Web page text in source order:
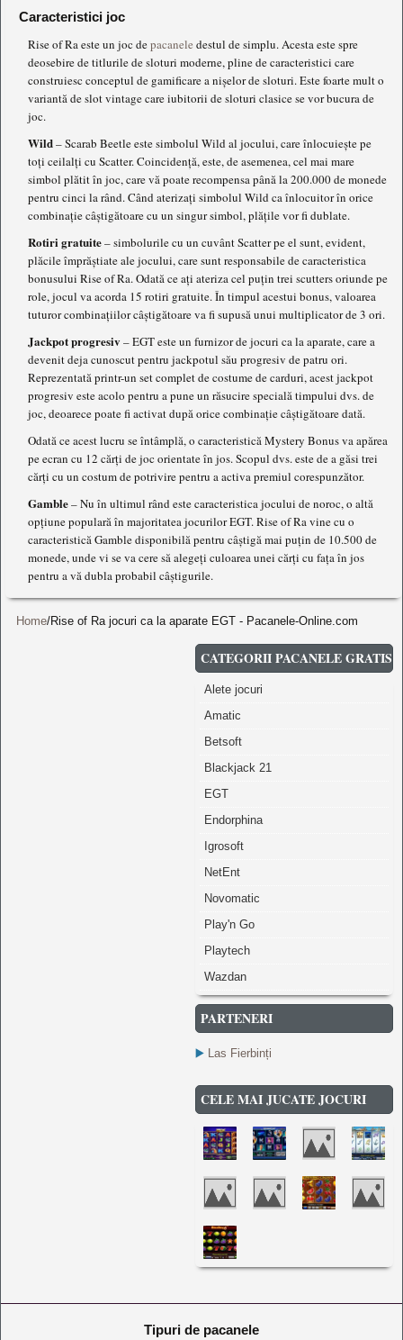
Caracteristici joc
Rise of Ra este un joc depacanele destul de simplu. Acesta este spre
deosebire de titlurile de sloturi moderne, pline de caracteristici care
construiesc conceptul de gamificare a nișelor de sloturi. Este foarte mult o
variantă de slot vintage care iubitorii de sloturi clasice se vor bucura de
joc.
Wild– Scarab Beetle este simbolul Wild al jocului, care înlocuiește pe
toți ceilalți cu Scatter. Coincidență, este, de asemenea, cel mai mare
simbol plătit în joc, care vă poate recompensa până la 200.000 de monede
pentru cinci la rând. Când aterizați simbolul Wild ca înlocuitor în orice
combinație câștigătoare cu un singur simbol, plățile vor fi dublate.
Rotiri gratuite– simbolurile cu un cuvânt Scatter pe el sunt, evident,
plăcile împrăștiate ale jocului, care sunt responsabile de caracteristica
bonusului Rise of Ra. Odată ce ați ateriza cel puțin trei scutters oriunde pe
role, jocul va acorda 15 rotiri gratuite. În timpul acestui bonus, valoarea
tuturor combinațiilor câștigătoare va fi supusă unui multiplicator de 3 ori.
Jackpot progresiv– EGT este un furnizor de jocuri ca la aparate, care a
devenit deja cunoscut pentru jackpotul său progresiv de patru ori.
Reprezentată printr-un set complet de costume de carduri, acest jackpot
progresiv este acolo pentru a pune un răsucire specială timpului dvs. de
joc, deoarece poate fi activat după orice combinație câștigătoare dată.
Odată ce acest lucru se întâmplă, o caracteristică Mystery Bonus va apărea
pe ecran cu 12 cărți de joc orientate în jos. Scopul dvs. este de a găsi trei
cărți cu un costum de potrivire pentru a activa premiul corespunzător.
Gamble– Nu în ultimul rând este caracteristica jocului de noroc, o altă
opțiune populară în majoritatea jocurilor EGT. Rise of Ra vine cu o
caracteristică Gamble disponibilă pentru câștigă mai puțin de 10.500 de
monede, unde vi se va cere să alegeți culoarea unei cărți cu fața în jos
pentru a vă dubla probabil câștigurile.
Home Rise of Ra jocuri ca la aparate EGT - Pacanele-Online.com
CATEGORII PACANELE GRATIS
Alete jocuri
Amatic
Betsoft
Blackjack 21
EGT
Endorphina
Igrosoft
NetEnt
Novomatic
Play'n Go
Playtech
Wazdan
PARTENERI
▶️ Las Fierbinți
CELE MAI JUCATE JOCURI
Tipuri de pacanele